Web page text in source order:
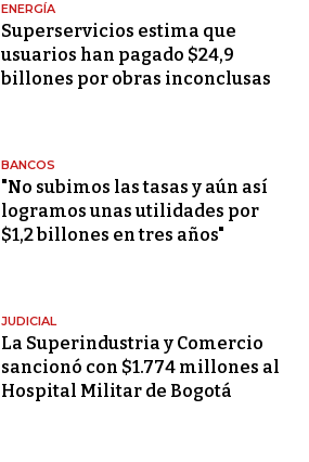
ENERGÍA
Superservicios estima que
usuarios han pagado $24,9
billones por obras inconclusas
BANCOS
"No subimos las tasas y aún así
logramos unas utilidades por
$1,2 billones en tres años"
JUDICIAL
La Superindustria y Comercio
sancionó con $1.774 millones al
Hospital Militar de Bogotá